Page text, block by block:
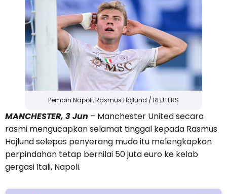
Pemain Napoli, Rasmus Hojlund / REUTERS
MANCHESTER, 3 Jun – Manchester United secara
rasmi mengucapkan selamat tinggal kepada Rasmus
Hojlund selepas penyerang muda itu melengkapkan
perpindahan tetap bernilai 50 juta euro ke kelab
gergasi Itali, Napoli.